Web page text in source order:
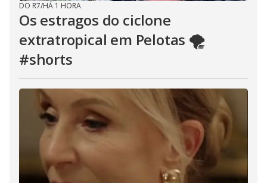
DO R7/HÁ 1 HORA
Os estragos do ciclone
extratropical em Pelotas 🌪️
#shorts